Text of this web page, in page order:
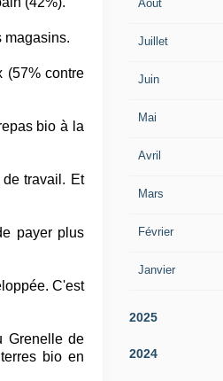
magasins.
(57% contre
bio à la
travail. Et
payer plus
C'est
Grenelle de
bio en
Août
Juillet
Juin
Mai
Avril
Mars
Février
Janvier
2025
2024